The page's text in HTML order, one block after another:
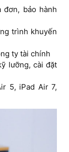
đơn, bảo hành
trình khuyến
ty tài chính
lưỡng, cài đặt
5, iPad Air 7,